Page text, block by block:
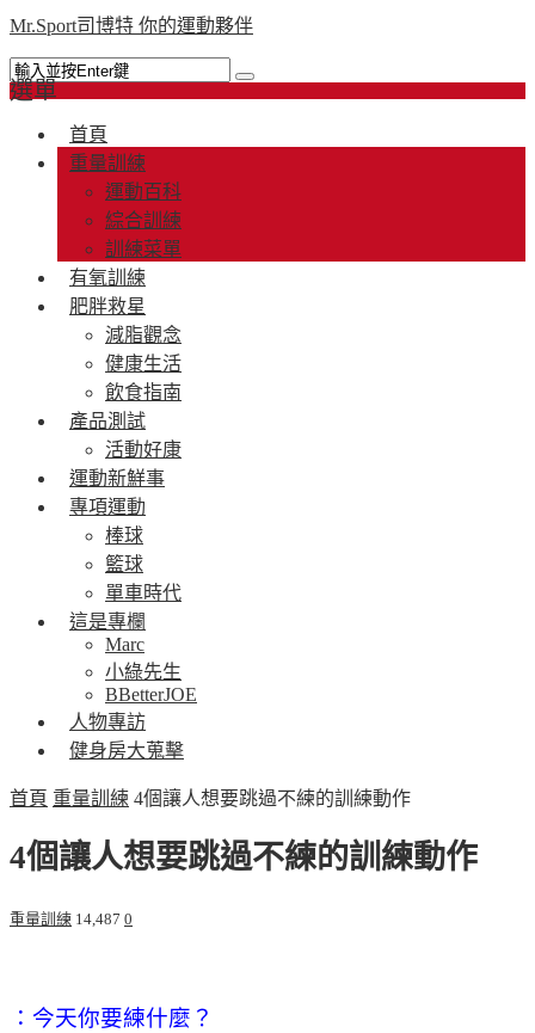
Mr.Sport司博特 你的運動夥伴
選單
首頁
重量訓練
運動百科
綜合訓練
訓練菜單
有氧訓練
肥胖救星
減脂觀念
健康生活
飲食指南
產品測試
活動好康
運動新鮮事
專項運動
棒球
籃球
單車時代
這是專欄
Marc
小綠先生
BBetterJOE
人物專訪
健身房大蒐擊
首頁 重量訓練 4個讓人想要跳過不練的訓練動作
4個讓人想要跳過不練的訓練動作
重量訓練 14,487 0
：今天你要練什麼？